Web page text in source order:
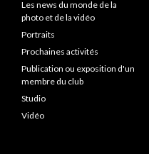
Les news du monde de la
photo et de la vidéo
Portraits
Prochaines activités
Publication ou exposition d'un
membre du club
Studio
Vidéo